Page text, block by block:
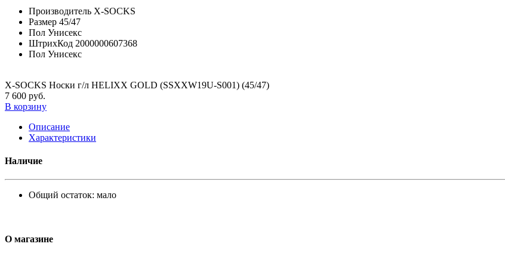
Производитель X-SOCKS
Размер 45/47
Пол Унисекс
ШтрихКод 2000000607368
Пол Унисекс
X-SOCKS Носки г/л HELIXX GOLD (SSXXW19U-S001) (45/47)
7 600 руб.
В корзину
Описание
Характеристики
Наличие
Общий остаток: мало
О магазине